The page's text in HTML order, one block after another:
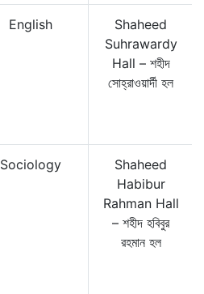
English
Shaheed
Suhrawardy
Hall – শহীদ
সোহ্‌রাওয়ার্দী হল
Sociology
Shaheed
Habibur
Rahman Hall
– শহীদ হবিবুর
রহমান হল